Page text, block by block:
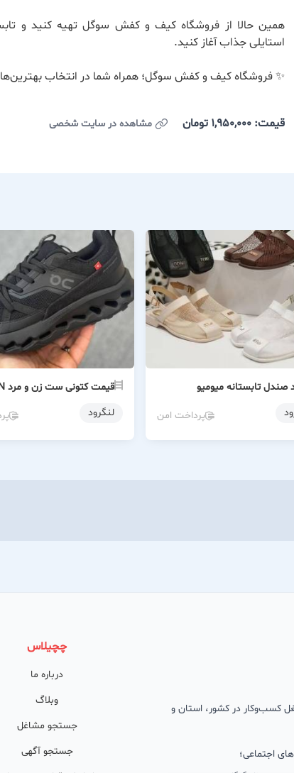
همین حالا از فروشگاه کیف و کفش سوگل تهیه کنید و
استایلی جذاب آغاز کنید.
✨ فروشگاه کیف و کفش سوگل؛ همراه شما در انتخاب بهترین‌ها
قیمت: 1,950,000 تومان مشاهده در سایت شخصی
صندل تابستانه میومیو
پرداخت امن
قیمت کتونی ست زن و مرد AN
لنگرود
با شغل کسب‌وکار در کشور، استان و
اجتماعی؛
چچیلاس
درباره ما
وبلاگ
جستجو مشاغل
جستجو آگهی